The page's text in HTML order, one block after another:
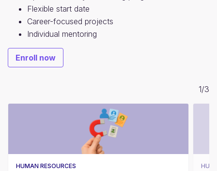
Flexible start date
Career-focused projects
Individual mentoring
Enroll now
1/3
HUMAN RESOURCES